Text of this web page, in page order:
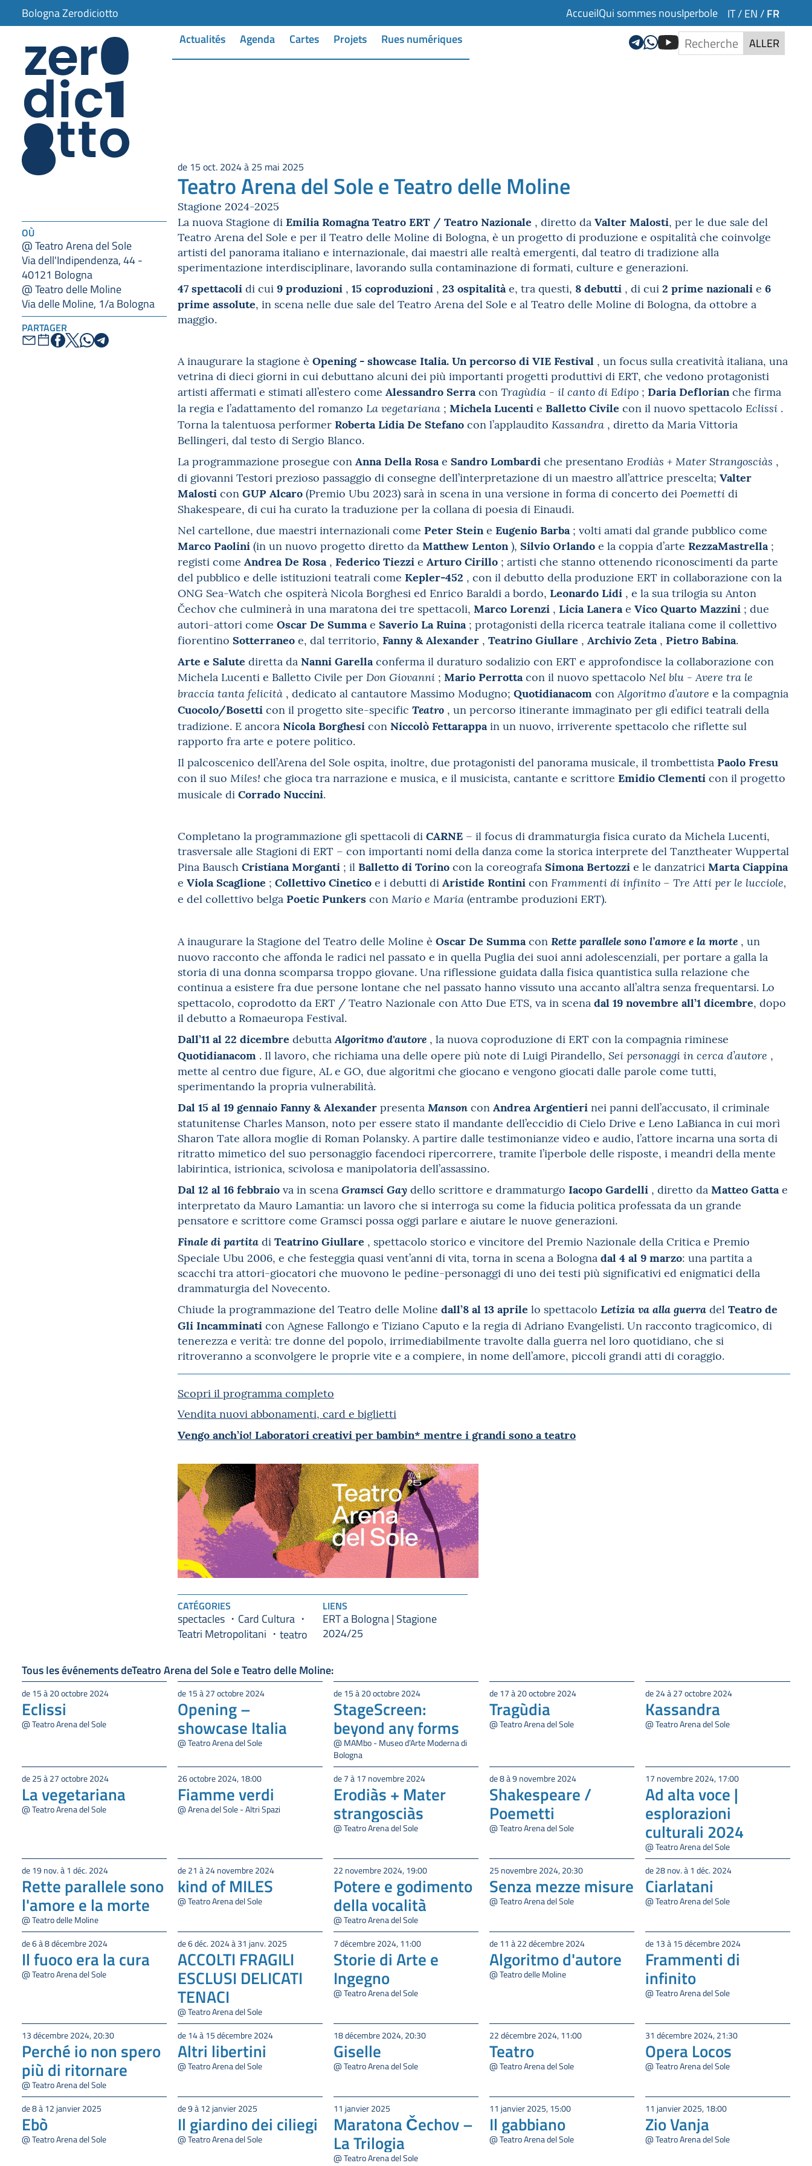
Bologna Zerodiciotto AccueilQui sommes nousIperbole IT/ EN / FR
Actualités
Agenda Cartes Projets Rues numériques ALLER
OÙ
@ Teatro Arena del Sole
Via dell'Indipendenza, 44 -
40121 Bologna
@ Teatro delle Moline
Via delle Moline, 1/a Bologna
PARTAGER
de 15 oct. 2024 à 25 mai 2025
Teatro Arena del Sole e Teatro delle Moline
Stagione 2024-2025
La nuova Stagione di Emilia Romagna Teatro ERT / Teatro Nazionale , diretto da Valter Malosti, per le due sale del
Teatro Arena del Sole e per il Teatro delle Moline di Bologna, è un progetto di produzione e ospitalità che coinvolge
artisti del panorama italiano e internazionale, dai maestri alle realtà emergenti, dal teatro di tradizione alla
sperimentazione interdisciplinare, lavorando sulla contaminazione di formati, culture e generazioni.
47 spettacoli di cui 9 produzioni , 15 coproduzioni , 23 ospitalitàe, tra questi, 8 debutti , di cui 2 prime nazionali e 6
prime assolute, in scena nelle due sale del Teatro Arena del Sole e al Teatro delle Moline di Bologna, da ottobre a
maggio.
A inaugurare la stagione è Opening - showcase Italia. Un percorso di VIE Festival , un focus sulla creatività italiana, una
vetrina di dieci giorni in cui debuttano alcuni dei più importanti progetti produttivi di ERT, che vedono protagonisti
artisti affermati e stimati all’estero come Alessandro Serracon Tragùdia - il canto di Edipo ; Daria Deflorianche firma
la regia e l’adattamento del romanzo La vegetariana ; Michela Lucenti e Balletto Civile con il nuovo spettacolo Eclissi .
Torna la talentuosa performer Roberta Lidia De Stefano con l’applaudito Kassandra , diretto da Maria Vittoria
Bellingeri, dal testo di Sergio Blanco.
La programmazione prosegue con Anna Della Rosae Sandro Lombardi che presentano Erodiàs + Mater Strangosciàs ,
di giovanni Testori prezioso passaggio di consegne dell’interpretazione di un maestro all’attrice prescelta; Valter
Malosti con GUP Alcaro (Premio Ubu 2023) sarà in scena in una versione in forma di concerto dei Poemetti di
Shakespeare, di cui ha curato la traduzione per la collana di poesia di Einaudi.
Nel cartellone, due maestri internazionali come Peter Steine Eugenio Barba; volti amati dal grande pubblico come
Marco Paolini (in un nuovo progetto diretto da Matthew Lenton), Silvio Orlando e la coppia d’arte RezzaMastrella;
registi come Andrea De Rosa, Federico Tiezzi e Arturo Cirillo ; artisti che stanno ottenendo riconoscimenti da parte
del pubblico e delle istituzioni teatrali come Kepler-452 , con il debutto della produzione ERT in collaborazione con la
ONG Sea-Watch che ospiterà Nicola Borghesi ed Enrico Baraldi a bordo, Leonardo Lidi , e la sua trilogia su Anton
Čechov che culminerà in una maratona dei tre spettacoli, Marco Lorenzi , Licia Lanerae Vico Quarto Mazzini ; due
autori-attori come Oscar De Summa e Saverio La Ruina; protagonisti della ricerca teatrale italiana come il collettivo
fiorentino Sotterraneo e, dal territorio, Fanny & Alexander , Teatrino Giullare , Archivio Zeta, Pietro Babina.
Arte e Salute diretta da Nanni Garellaconferma il duraturo sodalizio con ERT e approfondisce la collaborazione con
Michela Lucenti e Balletto Civile per Don Giovanni ; Mario Perrottacon il nuovo spettacolo Nel blu - Avere tra le
braccia tanta felicità , dedicato al cantautore Massimo Modugno; Quotidianacom conAlgoritmo d’autore e la compagnia
Cuocolo/Bosetti con il progetto site-specific Teatro , un percorso itinerante immaginato per gli edifici teatrali della
tradizione. E ancora Nicola Borghesi con Niccolò Fettarappain un nuovo, irriverente spettacolo che riflette sul
rapporto fra arte e potere politico.
Il palcoscenico dell’Arena del Sole ospita, inoltre, due protagonisti del panorama musicale, il trombettista Paolo Fresu
con il suo Miles! che gioca tra narrazione e musica, e il musicista, cantante e scrittore Emidio Clementi con il progetto
musicale di Corrado Nuccini.
Completano la programmazione gli spettacoli di CARNE – il focus di drammaturgia fisica curato da Michela Lucenti,
trasversale alle Stagioni di ERT – con importanti nomi della danza come la storica interprete del Tanztheater Wuppertal
Pina Bausch Cristiana Morganti ; il Balletto di Torino con la coreografa Simona Bertozzi e le danzatrici Marta Ciappina
e Viola Scaglione ; Collettivo Cinetico e i debutti di Aristide Rontini con Frammenti di infinito – Tre Atti per le lucciole,
e del collettivo belga Poetic Punkers con Mario e Maria (entrambe produzioni ERT).
A inaugurare la Stagione del Teatro delle Moline è Oscar De Summacon Rette parallele sono l’amore e la morte , un
nuovo racconto che affonda le radici nel passato e in quella Puglia dei suoi anni adolescenziali, per portare a galla la
storia di una donna scomparsa troppo giovane. Una riflessione guidata dalla fisica quantistica sulla relazione che
continua a esistere fra due persone lontane che nel passato hanno vissuto una accanto all’altra senza frequentarsi. Lo
spettacolo, coprodotto da ERT / Teatro Nazionale con Atto Due ETS, va in scena dal 19 novembre all’1 dicembre, dopo
il debutto a Romaeuropa Festival.
Dall’11 al 22 dicembre debuttaAlgoritmo d'autore , la nuova coproduzione di ERT con la compagnia riminese
Quotidianacom . Il lavoro, che richiama una delle opere più note di Luigi Pirandello, Sei personaggi in cerca d’autore ,
mette al centro due figure, AL e GO, due algoritmi che giocano e vengono giocati dalle parole come tutti,
sperimentando la propria vulnerabilità.
Dal 15 al 19 gennaio Fanny & Alexander presenta Manson con Andrea Argentieri nei panni dell’accusato, il criminale
statunitense Charles Manson, noto per essere stato il mandante dell’eccidio di Cielo Drive e Leno LaBianca in cui morì
Sharon Tate allora moglie di Roman Polansky. A partire dalle testimonianze video e audio, l’attore incarna una sorta di
ritratto mimetico del suo personaggio facendoci ripercorrere, tramite l’iperbole delle risposte, i meandri della mente
labirintica, istrionica, scivolosa e manipolatoria dell’assassino.
Dal 12 al 16 febbraio va in scena Gramsci Gay dello scrittore e drammaturgo Iacopo Gardelli , diretto da Matteo Gattae
interpretato da Mauro Lamantia: un lavoro che si interroga su come la fiducia politica professata da un grande
pensatore e scrittore come Gramsci possa oggi parlare e aiutare le nuove generazioni.
Finale di partita di Teatrino Giullare , spettacolo storico e vincitore del Premio Nazionale della Critica e Premio
Speciale Ubu 2006, e che festeggia quasi vent’anni di vita, torna in scena a Bologna dal 4 al 9 marzo: una partita a
scacchi tra attori-giocatori che muovono le pedine-personaggi di uno dei testi più significativi ed enigmatici della
drammaturgia del Novecento.
Chiude la programmazione del Teatro delle Moline dall’8 al 13 aprile lo spettacolo Letizia va alla guerra del Teatro de
Gli Incamminati con Agnese Fallongo e Tiziano Caputo e la regia di Adriano Evangelisti. Un racconto tragicomico, di
tenerezza e verità: tre donne del popolo, irrimediabilmente travolte dalla guerra nel loro quotidiano, che si
ritroveranno a sconvolgere le proprie vite e a compiere, in nome dell’amore, piccoli grandi atti di coraggio.
Scopri il programma completo
Vendita nuovi abbonamenti, card e biglietti
Vengo anch’io! Laboratori creativi per bambin* mentre i grandi sono a teatro
CATÉGORIES
spectacles
Card Cultura
Teatri Metropolitani
teatro
LIENS
ERT a Bologna | Stagione
2024/25
Tous les événements deTeatro Arena del Sole e Teatro delle Moline:
de 15 à 20 octobre 2024
Eclissi
@ Teatro Arena del Sole
de 15 à 27 octobre 2024
Opening –
showcase Italia
@ Teatro Arena del Sole
de 15 à 20 octobre 2024
StageScreen:
beyond any forms
@ MAMbo - Museo d’Arte Moderna di
Bologna
de 17 à 20 octobre 2024
Tragùdia
@ Teatro Arena del Sole
de 24 à 27 octobre 2024
Kassandra
@ Teatro Arena del Sole
de 25 à 27 octobre 2024
La vegetariana
@ Teatro Arena del Sole
26 octobre 2024, 18:00
Fiamme verdi
@ Arena del Sole - Altri Spazi
de 7 à 17 novembre 2024
Erodiàs + Mater
strangosciàs
@ Teatro Arena del Sole
de 8 à 9 novembre 2024
Shakespeare /
Poemetti
@ Teatro Arena del Sole
17 novembre 2024, 17:00
Ad alta voce |
esplorazioni
culturali 2024
@ Teatro Arena del Sole
de 19 nov. à 1 déc. 2024
Rette parallele sono
l'amore e la morte
@ Teatro delle Moline
de 21 à 24 novembre 2024
kind of MILES
@ Teatro Arena del Sole
22 novembre 2024, 19:00
Potere e godimento
della vocalità
@ Teatro Arena del Sole
25 novembre 2024, 20:30
Senza mezze misure
@ Teatro Arena del Sole
de 28 nov. à 1 déc. 2024
Ciarlatani
@ Teatro Arena del Sole
de 6 à 8 décembre 2024
Il fuoco era la cura
@ Teatro Arena del Sole
de 6 déc. 2024 à 31 janv. 2025
ACCOLTI FRAGILI
ESCLUSI DELICATI
TENACI
@ Teatro Arena del Sole
7 décembre 2024, 11:00
Storie di Arte e
Ingegno
@ Teatro Arena del Sole
de 11 à 22 décembre 2024
Algoritmo d'autore
@ Teatro delle Moline
de 13 à 15 décembre 2024
Frammenti di
infinito
@ Teatro Arena del Sole
13 décembre 2024, 20:30
Perché io non spero
più di ritornare
@ Teatro Arena del Sole
de 14 à 15 décembre 2024
Altri libertini
@ Teatro Arena del Sole
18 décembre 2024, 20:30
Giselle
@ Teatro Arena del Sole
22 décembre 2024, 11:00
Teatro
@ Teatro Arena del Sole
31 décembre 2024, 21:30
Opera Locos
@ Teatro Arena del Sole
de 8 à 12 janvier 2025
Ebò
@ Teatro Arena del Sole
de 9 à 12 janvier 2025
Il giardino dei ciliegi
@ Teatro Arena del Sole
11 janvier 2025
Maratona Čechov –
La Trilogia
@ Teatro Arena del Sole
11 janvier 2025, 15:00
Il gabbiano
@ Teatro Arena del Sole
11 janvier 2025, 18:00
Zio Vanja
@ Teatro Arena del Sole